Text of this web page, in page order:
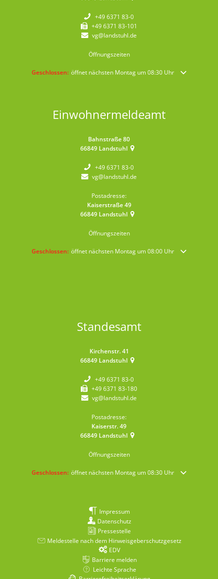
+49 6371 83-0
+49 6371 83-101
vg@landstuhl.de
Öffnungszeiten
Klicken, um weitere Öffnungs- oder Schließzeiten auszublenden
Geschlossen: öffnet nächsten Montag um 08:30 Uhr
Einwohnermeldeamt
Bahnstraße 80
66849 Landstuhl
+49 6371 83-0
vg@landstuhl.de
Postadresse:
Kaiserstraße 49
66849 Landstuhl
Öffnungszeiten
Klicken, um weitere Öffnungs- oder Schließzeiten auszublenden
Geschlossen: öffnet nächsten Montag um 08:00 Uhr
Standesamt
Kirchenstr. 41
66849 Landstuhl
+49 6371 83-0
+49 6371 83-180
vg@landstuhl.de
Postadresse:
Kaiserstr. 49
66849 Landstuhl
Öffnungszeiten
Klicken, um weitere Öffnungs- oder Schließzeiten auszublenden
Geschlossen: öffnet nächsten Montag um 08:30 Uhr
Impressum
Datenschutz
Pressestelle
Meldestelle nach dem Hinweisgeberschutzgesetz
EDV
Barriere melden
Leichte Sprache